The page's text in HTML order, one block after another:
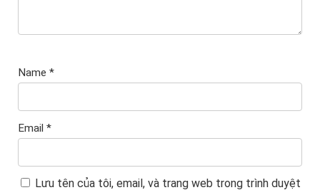
Name *
Email *
Lưu tên của tôi, email, và trang web trong trình duyệt